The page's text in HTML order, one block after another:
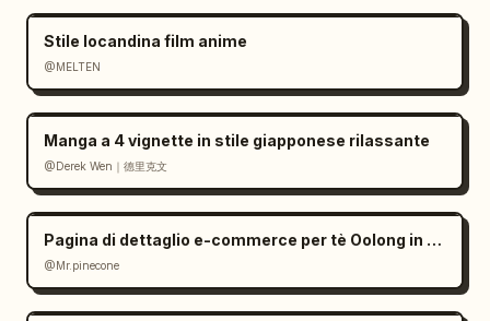
Stile locandina film anime
@MELTEN
Manga a 4 vignette in stile giapponese rilassante
@Derek Wen｜德里克文
Pagina di dettaglio e-commerce per tè Oolong in stile Zen
@Mr.pinecone